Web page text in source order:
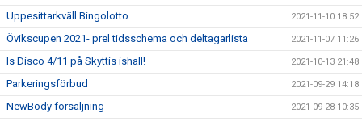
Uppesittarkväll Bingolotto 2021-11-10 18:52
Övikscupen 2021- prel tidsschema och deltagarlista 2021-11-07 11:26
Is Disco 4/11 på Skyttis ishall! 2021-10-13 21:48
Parkeringsförbud 2021-09-29 14:18
NewBody försäljning 2021-09-28 10:35